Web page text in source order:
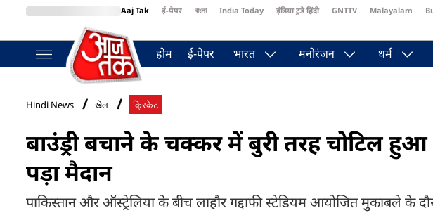
Aaj Tak ई-पेपर বাংলা India Today इंडिया टुडे हिंदी GNTTV Malayalam
BT Bazaar
होम ई-पेपर भारत मनोरंजन धर्म
Hindi News खेल क्रिकेट
बाउंड्री बचाने के चक्कर में बुरी तरह चोटिल हुआ
पड़ा मैदान
पाकिस्तान और ऑस्ट्रेलिया के बीच लाहौर गद्दाफी स्टेडियम आयोजित मुकाबले के